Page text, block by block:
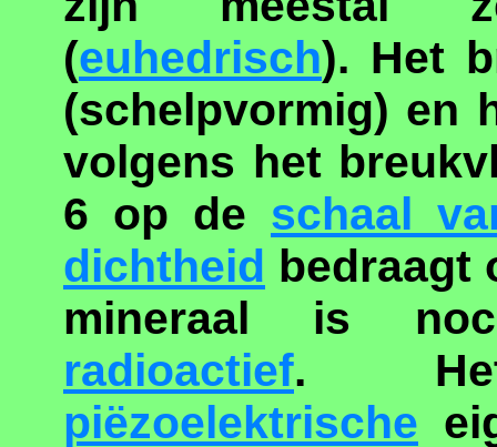
(euhedrisch). Het
(schelpvormig) en
volgens het
6 op de schaal
dichtheid bedraagt
mineraal is
radioactief.
piëzoelektrische